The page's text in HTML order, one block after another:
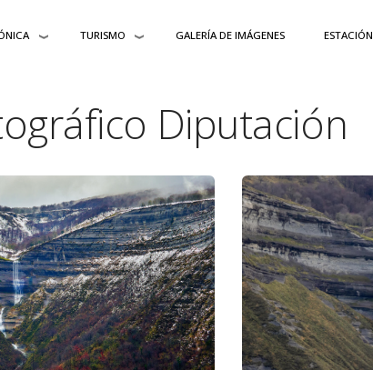
TURISMO GALERÍA DE IMÁGENES
Diputación